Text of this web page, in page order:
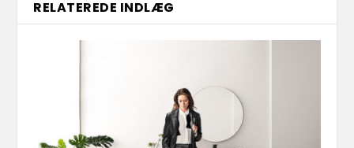
RELATEREDE INDLÆG